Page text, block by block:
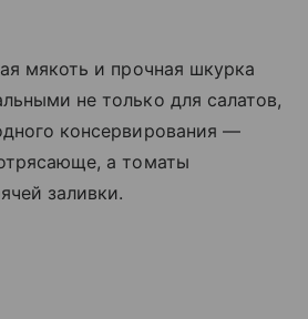
мякоть и прочная шкурка
не только для салатов,
консервирования —
а томаты
заливки.